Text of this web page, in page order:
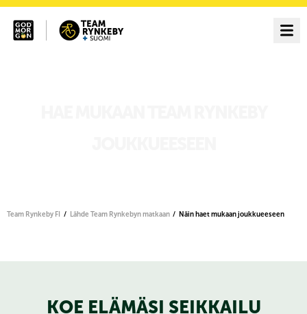
Team Rynkeby FI Lähde Team Rynkebyn matkaan Näin haet mukaan joukkueeseen
KOE ELÄMÄSI SEIKKAILU